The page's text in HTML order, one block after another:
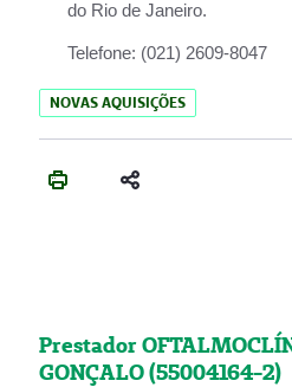
do Rio de Janeiro.
Telefone: (021) 2609-8047
NOVAS AQUISIÇÕES
Prestador
GONÇALO (55004164-2)